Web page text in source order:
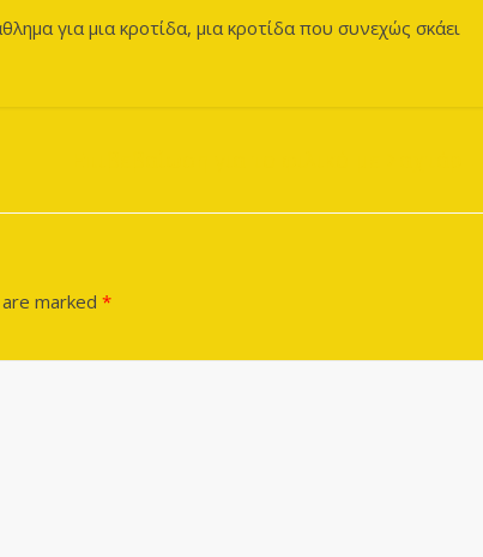
για μια κροτίδα, μια κροτίδα που συνεχώς σκάει
marked *